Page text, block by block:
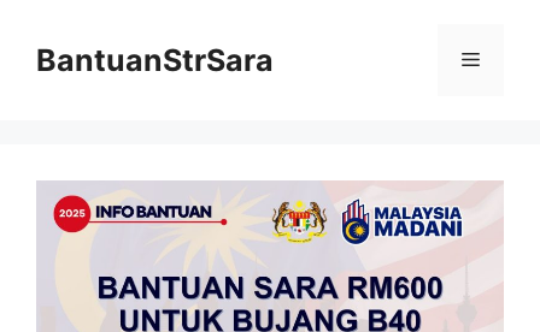
contentBantuanStrSara Menu